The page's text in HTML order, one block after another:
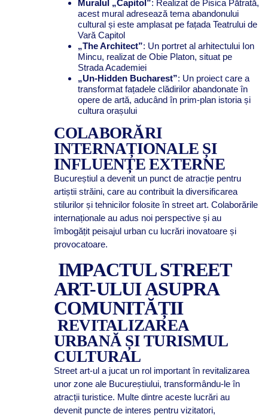
Muralul „Capitol”: Realizat de Pisica Pătrată,
acest mural adresează tema abandonului
cultural și este amplasat pe fațada Teatrului de
Vară Capitol
„The Architect”: Un portret al arhitectului Ion
Mincu, realizat de Obie Platon, situat pe
Strada Academiei
„Un-Hidden Bucharest”: Un proiect care a
transformat fațadele clădirilor abandonate în
opere de artă, aducând în prim-plan istoria și
cultura orașului
COLABORĂRI
INTERNAȚIONALE ȘI
INFLUENȚE EXTERNE
Bucureștiul a devenit un punct de atracție pentru
artiștii străini, care au contribuit la diversificarea
stilurilor și tehnicilor folosite în street art. Colaborările
internaționale au adus noi perspective și au
îmbogățit peisajul urban cu lucrări inovatoare și
provocatoare.
IMPACTUL STREET
ART-ULUI ASUPRA
COMUNITĂȚII
REVITALIZAREA
URBANĂ ȘI TURISMUL
CULTURAL
Street art-ul a jucat un rol important în revitalizarea
unor zone ale Bucureștiului, transformându-le în
atracții turistice. Multe dintre aceste lucrări au
devenit puncte de interes pentru vizitatori,